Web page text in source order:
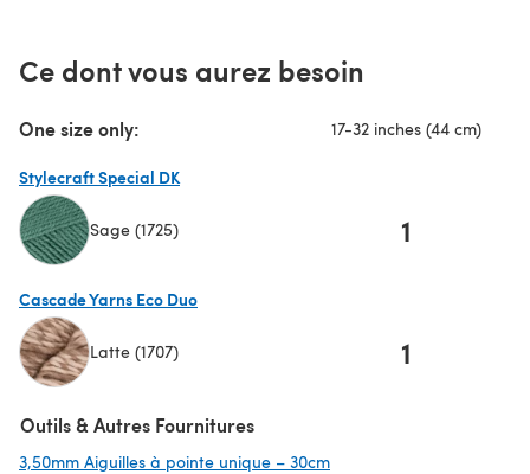
Ce dont vous aurez besoin
One size only: 17-32 inches (44 cm)
Stylecraft Special DK
Sage (1725) 1
Cascade Yarns Eco Duo
Latte (1707) 1
Outils & Autres Fournitures
3,50mm Aiguilles à pointe unique – 30cm